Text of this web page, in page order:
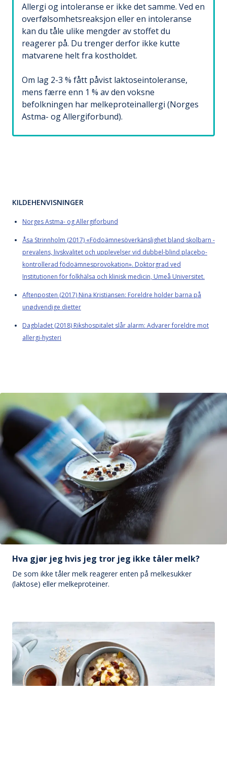
Allergi og intoleranse er ikke det samme. Ved en
overfølsomhetsreaksjon eller en intoleranse
kan du tåle ulike mengder av stoffet du
reagerer på. Du trenger derfor ikke kutte
matvarene helt fra kostholdet.
Om lag 2-3 % fått påvist laktoseintoleranse,
mens færre enn 1 % av den voksne
befolkningen har melkeproteinallergi (Norges
Astma- og Allergiforbund).
KILDEHENVISNINGER
Norges Astma- og Allergiforbund
Åsa Strinnholm (2017) «Födoämnesöverkänslighet bland skolbarn -
prevalens, livskvalitet och upplevelser vid dubbel-blind placebo-
kontrollerad födoämnesprovokation». Doktorgrad ved
Institutionen för folkhälsa och klinisk medicin, Umeå Universitet.
Aftenposten (2017) Nina Kristiansen: Foreldre holder barna på
unødvendige dietter
Dagbladet (2018) Rikshospitalet slår alarm: Advarer foreldre mot
allergi-hysteri
Hva gjør jeg hvis jeg tror jeg ikke tåler melk?
De som ikke tåler melk reagerer enten på melkesukker
(laktose) eller melkeproteiner.